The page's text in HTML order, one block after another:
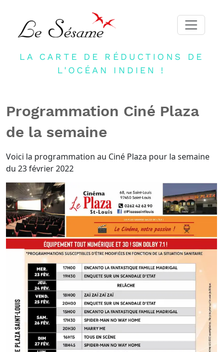
ACCUEIL
BLOG
NEWSLETTER
DEVENIR PARTENAIRE
CONNEXION
FR
LA CARTE DE RÉDUCTIONS DE
L'OCÉAN INDIEN !
Programmation Ciné Plaza
de la semaine
Voici la programmation au Ciné Plaza pour la semaine
du 23 février 2022